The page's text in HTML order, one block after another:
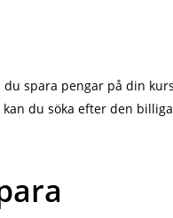
spara pengar på din
du söka efter den